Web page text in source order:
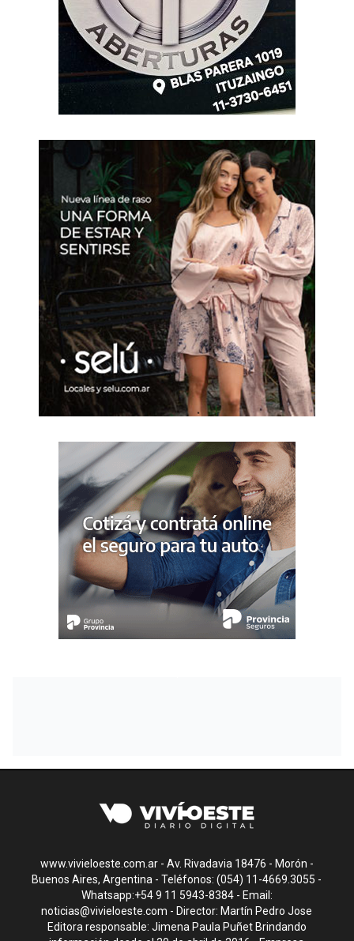
www.vivieloeste.com.ar - Av. Rivadavia 18476 - Morón -
Buenos Aires, Argentina - Teléfonos: (054) 11-4669.3055 -
Whatsapp:+54 9 11 5943-8384 - Email:
noticias@vivieloeste.com - Director: Martín Pedro Jose
Editora responsable: Jimena Paula Puñet Brindando